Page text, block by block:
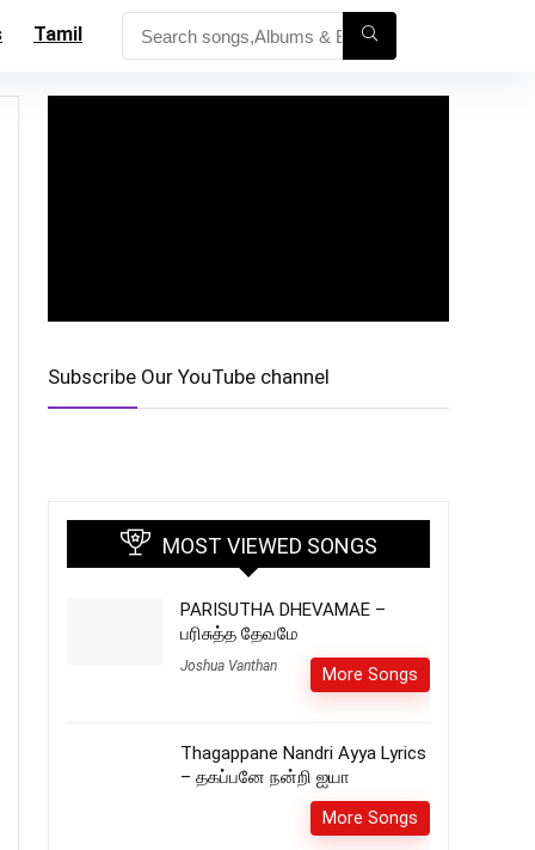
Tamil
Subscribe Our YouTube channel
MOST VIEWED SONGS
PARISUTHA DHEVAMAE –
பரிசுத்த தேவமே
Joshua Vanthan More Songs
Thagappane Nandri Ayya Lyrics
– தகப்பனே நன்றி ஐயா
More Songs